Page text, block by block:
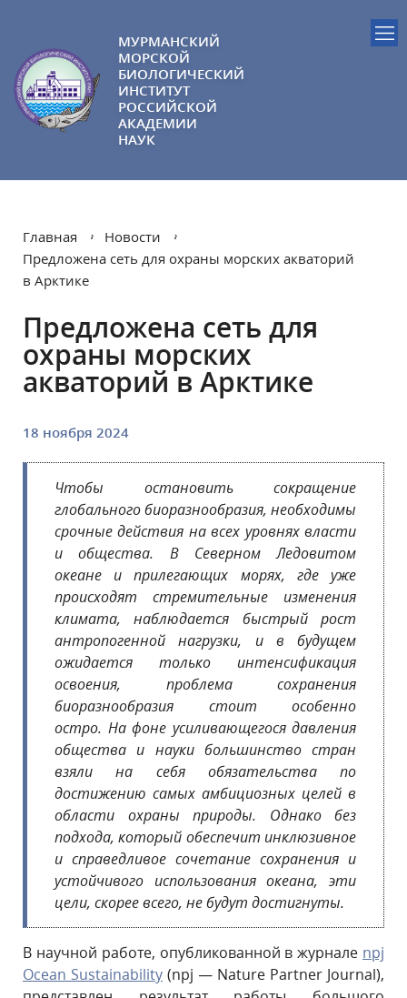
МУРМАНСКИЙ
МОРСКОЙ
БИОЛОГИЧЕСКИЙ
ИНСТИТУТ
РОССИЙСКОЙ
АКАДЕМИИ
НАУК
Главная
Новости
Предложена сеть для охраны морских акваторий
в Арктике
Предложена сеть для
охраны морских
акваторий в Арктике
18 ноября 2024
Чтобы остановить сокращение
глобального биоразнообразия, необходимы
срочные действия на всех уровнях власти
и общества. В Северном Ледовитом
океане и прилегающих морях, где уже
происходят стремительные изменения
климата, наблюдается быстрый рост
антропогенной нагрузки, и в будущем
ожидается только интенсификация
освоения, проблема сохранения
биоразнообразия стоит особенно
остро. На фоне усиливающегося давления
общества и науки большинство стран
взяли на себя обязательства по
достижению самых амбициозных целей в
области охраны природы. Однако без
подхода, который обеспечит инклюзивное
и справедливое сочетание сохранения и
устойчивого использования океана, эти
цели, скорее всего, не будут достигнуты.
В научной работе, опубликованной в журнале npj
Ocean Sustainability (npj — Nature Partner Journal),